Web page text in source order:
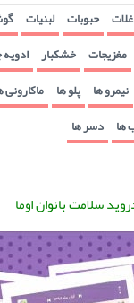
غلات حبوبات لبنیات
مغزیجات خشکبار
نیمرو ها پلو ها ماکارونی
ها دسر ها
سلامت بانوان اوما